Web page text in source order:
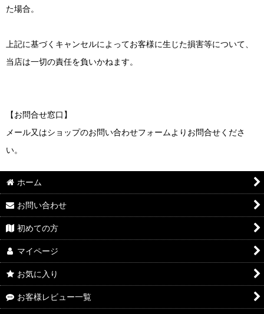
た場合。
上記に基づくキャンセルによってお客様に生じた損害等について、
当店は一切の責任を負いかねます。
【お問合せ窓口】
メール又はショップのお問い合わせフォームよりお問合せくださ
い。
ホーム
お問い合わせ
初めての方
マイページ
お気に入り
お客様レビュー一覧